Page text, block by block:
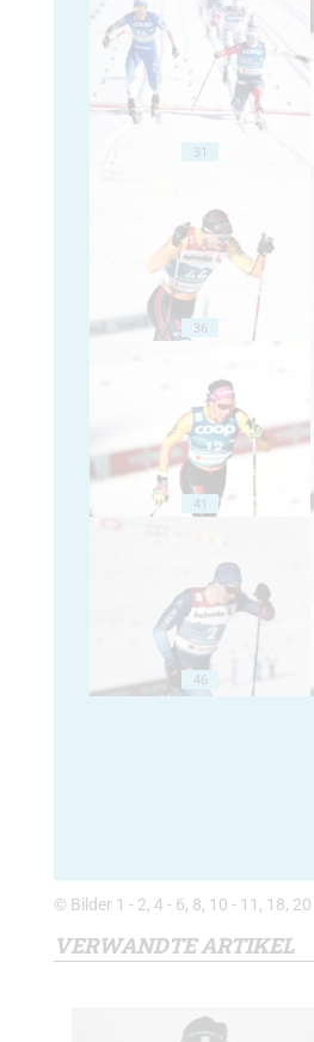
31
36
41
46
© Bilder 1 - 2, 4 - 6, 8, 10 - 11, 18,
VERWANDTE ARTIKEL